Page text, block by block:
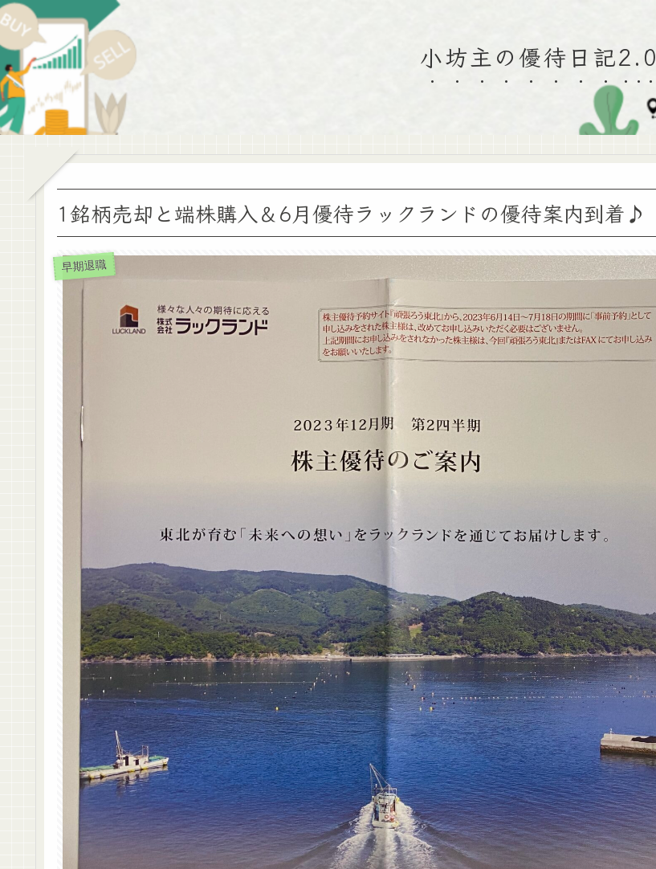
小坊主の優待日記2.0
1銘柄売却と端株購入＆6月優待ラックランドの優待案内到着♪
早期退職